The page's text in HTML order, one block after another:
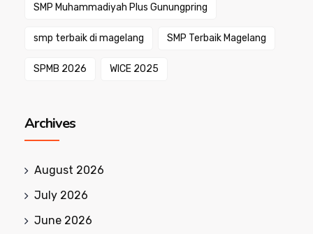
SMP Muhammadiyah Plus Gunungpring
smp terbaik di magelang SMP Terbaik Magelang
SPMB 2026 WICE 2025
Archives
August 2026
July 2026
June 2026